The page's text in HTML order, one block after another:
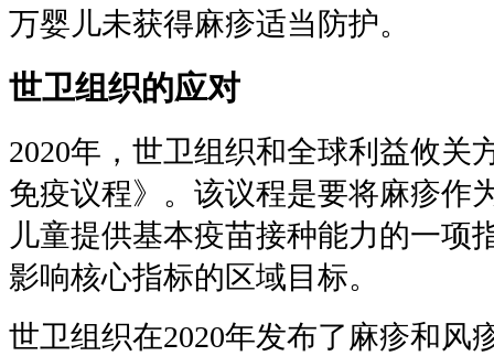
万婴儿未获得麻疹适当防护。
世卫组织的应对
2020年，世卫组织和全球利益攸关
免疫议程》。该议程是要将麻疹作
儿童提供基本疫苗接种能力的一项
影响核心指标的区域目标。
世卫组织在2020年发布了麻疹和风